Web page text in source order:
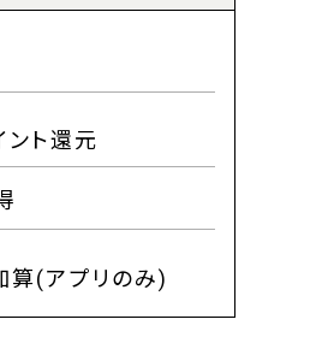
ント還元
算(アプリのみ)